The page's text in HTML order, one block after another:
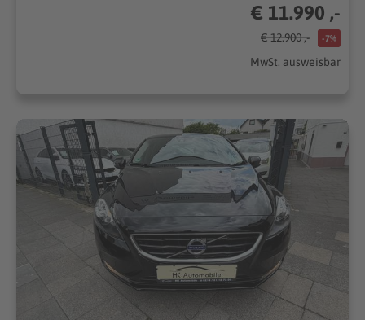
€ 11.990 ,-
€ 12.900 ,- -7%
MwSt. ausweisbar